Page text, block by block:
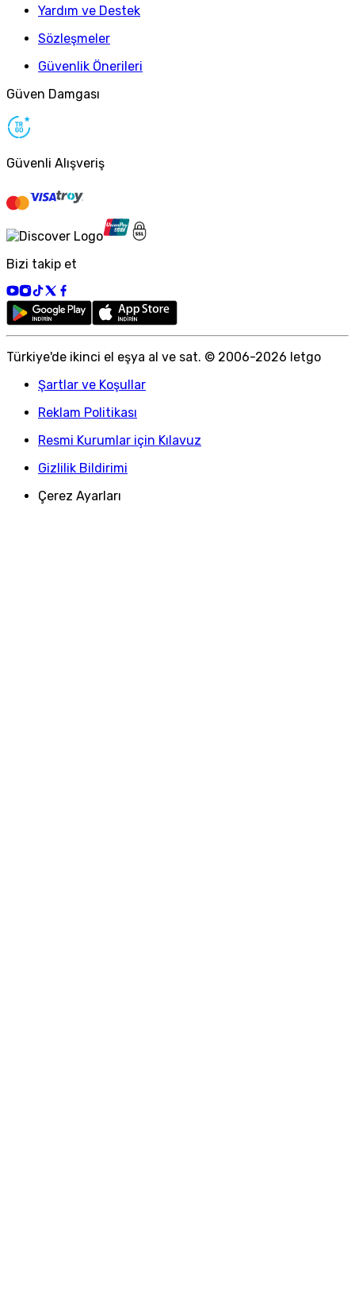
Yardım ve Destek
Sözleşmeler
Güvenlik Önerileri
Güven Damgası
Güvenli Alışveriş
Bizi takip et
Türkiye'de ikinci el eşya al ve sat. © 2006-2026 letgo
Şartlar ve Koşullar
Reklam Politikası
Resmi Kurumlar için Kılavuz
Gizlilik Bildirimi
Çerez Ayarları